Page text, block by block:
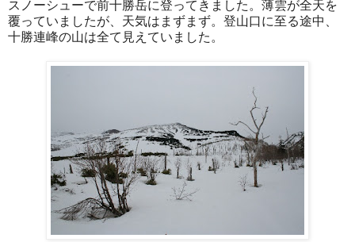
スノーシューで前十勝岳に登ってきました。薄雲が全天を
覆っていましたが、天気はまずまず。登山口に至る途中、
十勝連峰の山は全て見えていました。